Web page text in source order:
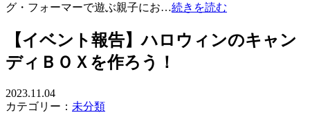
グ・フォーマーで遊ぶ親子にお…続きを読む
【イベント報告】ハロウィンのキャン
ディＢＯＸを作ろう！
2023.11.04
カテゴリー： 未分類